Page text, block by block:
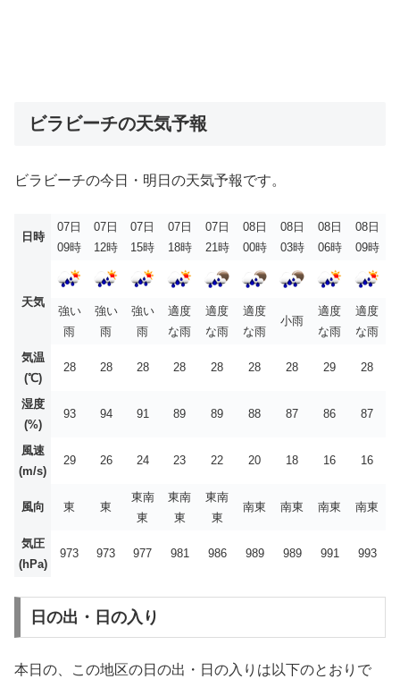
ビラビーチの天気予報
ビラビーチの今日・明日の天気予報です。
日時
07日
09時
07日
12時
07日
15時
07日
18時
07日
21時
08日
00時
08日
03時
08日
06時
08日
09時
天気
強い
雨
強い
雨
強い
雨
適度
な雨
適度
な雨
適度
な雨
小雨
適度
な雨
適度
な雨
気温
(℃)
28 28 28 28 28 28 28 29 28
湿度
(%)
93 94 91 89 89 88 87 86 87
風速
(m/s)
29 26 24 23 22 20 18 16 16
風向 東 東
東南
東
東南
東
東南
東
南東 南東 南東 南東
気圧
(hPa)
973 973 977 981 986 989 989 991 993
日の出・日の入り
本日の、この地区の日の出・日の入りは以下のとおりで